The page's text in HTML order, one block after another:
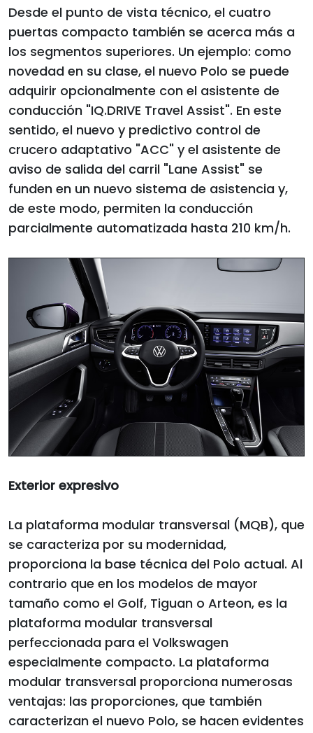
Desde el punto de vista técnico, el cuatro
puertas compacto también se acerca más a
los segmentos superiores. Un ejemplo: como
novedad en su clase, el nuevo Polo se puede
adquirir opcionalmente con el asistente de
conducción "IQ.DRIVE Travel Assist". En este
sentido, el nuevo y predictivo control de
crucero adaptativo "ACC" y el asistente de
aviso de salida del carril "Lane Assist" se
funden en un nuevo sistema de asistencia y,
de este modo, permiten la conducción
parcialmente automatizada hasta 210 km/h.
Exterior expresivo
La plataforma modular transversal (MQB), que
se caracteriza por su modernidad,
proporciona la base técnica del Polo actual. Al
contrario que en los modelos de mayor
tamaño como el Golf, Tiguan o Arteon, es la
plataforma modular transversal
perfeccionada para el Volkswagen
especialmente compacto. La plataforma
modular transversal proporciona numerosas
ventajas: las proporciones, que también
caracterizan el nuevo Polo, se hacen evidentes